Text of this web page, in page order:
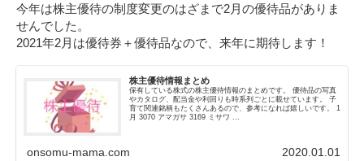
今年は株主優待の制度変更のはざまで2月の優待品がありま
せんでした。
2021年2月は優待券＋優待品なので、来年に期待します！
株主優待情報まとめ
保有している株式の株主優待情報のまとめです。 優待品の写真
やカタログ、配当金や利回りも時系列ごとに載せています。 子
育て関連銘柄もたくさんあるので、参考になれば嬉しいです。 1
月 3070 アマガサ 3169 ミサワ ...
onsomu-mama.com 2020.01.01